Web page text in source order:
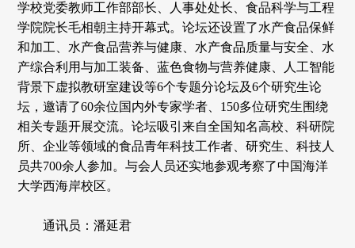
学校党委教师工作部部长、人事处处长、食品科学与工程
学院院长毛相朝主持开幕式。论坛还设置了水产食品保鲜
和加工、水产食品营养与健康、水产食品质量与安全、水
产综合利用与加工装备、蓝色食物与营养健康、人工智能
背景下虚拟教研室建设等6个专题分论坛及6个研究生论
坛，邀请了60余位国内外专家学者、150多位研究生围绕
相关专题开展交流。论坛吸引来自全国知名高校、科研院
所、企业等领域的食品青年科技工作者、研究生、科技人
员共700余人参加。与会人员还实地参观考察了中国海洋
大学西海岸校区。
通讯员：潘延君